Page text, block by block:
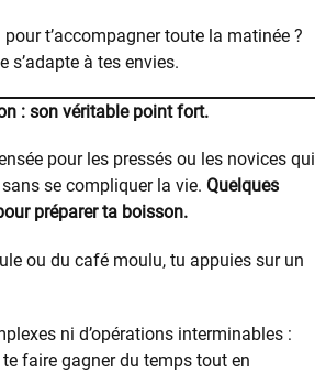
pour t’accompagner toute la matinée ?
s’adapte à tes envies.
: son véritable point fort.
pour les pressés ou les novices qui
se compliquer la vie. Quelques
préparer ta boisson.
ou du café moulu, tu appuies sur un
ni d’opérations interminables :
faire gagner du temps tout en